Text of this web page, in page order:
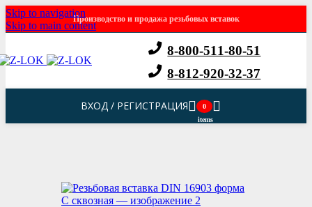
Skip to navigation
Skip to main content
Производство и продажа резьбовых вставок
8-800-511-80-51
8-812-920-32-37
ВХОД / РЕГИСТРАЦИЯ
0
items